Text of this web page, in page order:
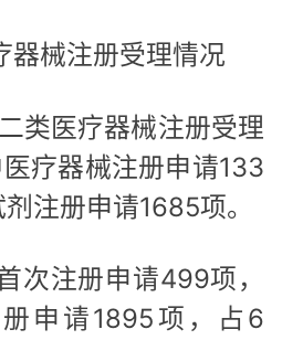
器械注册受理情况
类医疗器械注册受理
疗器械注册申请133
注册申请1685项。
次注册申请499项，
申请1895项，占6